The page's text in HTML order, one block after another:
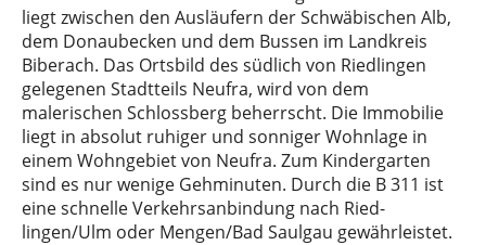
liegt zwischen den Ausläufern der Schwäbischen Alb,
dem Donaubecken und dem Bussen im Landkreis
Biberach. Das Ortsbild des südlich von Riedlingen
gelegenen Stadtteils Neufra, wird von dem
malerischen Schlossberg beherrscht. Die Immobilie
liegt in absolut ruhiger und sonniger Wohnlage in
einem Wohngebiet von Neufra. Zum Kindergarten
sind es nur wenige Gehminuten. Durch die B 311 ist
eine schnelle Verkehrsanbindung nach Ried-
lingen/Ulm oder Mengen/Bad Saulgau gewährleistet.